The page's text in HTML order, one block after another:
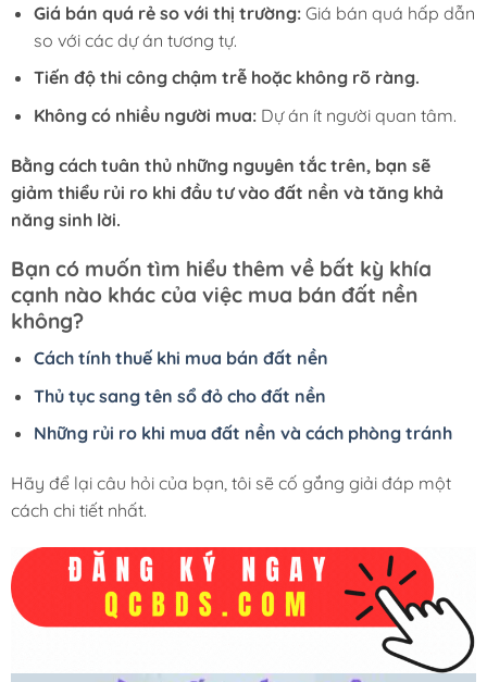
Giá bán quá rẻ so với thị trường:Giá bán quá hấp dẫn
so với các dự án tương tự.
Tiến độ thi công chậm trễ hoặc không rõ ràng.
Không có nhiều người mua:Dự án ít người quan tâm.
Bằng cách tuân thủ những nguyên tắc trên, bạn sẽ
giảm thiểu rủi ro khi đầu tư vào đất nền và tăng khả
năng sinh lời.
Bạn có muốn tìm hiểu thêm về bất kỳ khía
cạnh nào khác của việc mua bán đất nền
không?
Cách tính thuế khi mua bán đất nền
Thủ tục sang tên sổ đỏ cho đất nền
Những rủi ro khi mua đất nền và cách phòng tránh
Hãy để lại câu hỏi của bạn, tôi sẽ cố gắng giải đáp một
cách chi tiết nhất.